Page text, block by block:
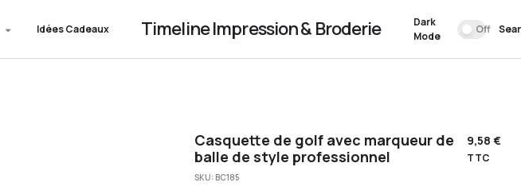
Idées Cadeaux Timeline Impression & Broderie
Dark
Mode
Off
Casquette de golf avec marqueur de
balle de style professionnel
9,58€
TTC
SKU: BC185